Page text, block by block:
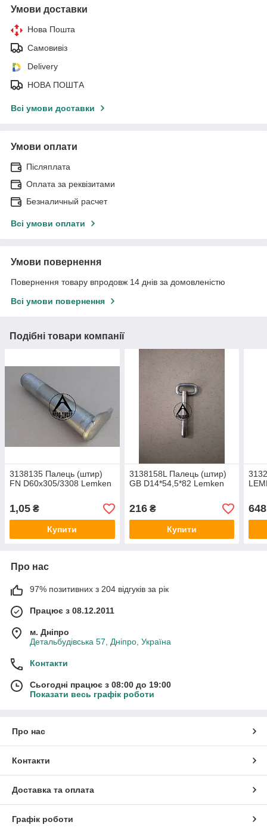
Умови доставки
Нова Пошта
Самовивіз
Delivery
НОВА ПОШТА
Всі умови доставки
Умови оплати
Післяплата
Оплата за реквізитами
Безналичный расчет
Всі умови оплати
Умови повернення
Повернення товару впродовж 14 днів за домовленістю
Всі умови повернення
Подібні товари компанії
3138135 Палець (штир)
FN D60x305/3308 Lemken
1,05 ₴
Купити
3138158L Палець (штир)
GB D14*54,5*82 Lemken
216₴
Купити
648
Про нас
97% позитивних з 204 відгуків за рік
Працює з 08.12.2011
м. Дніпро
Детальбудівська 57, Дніпро, Україна
Контакти
Сьогодні працює з 08:00 до 19:00
Показати весь графік роботи
Про нас
Контакти
Доставка та оплата
Графік роботи